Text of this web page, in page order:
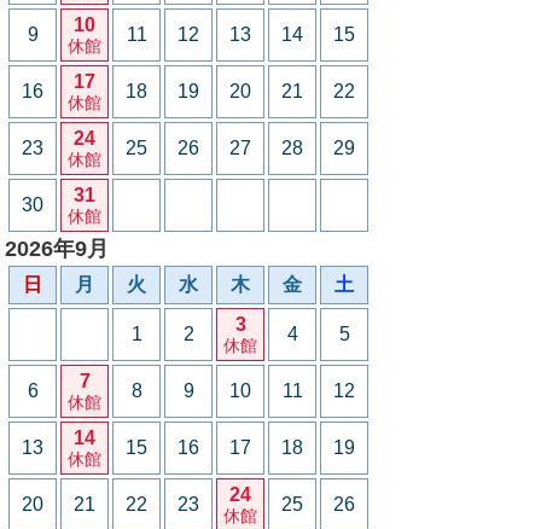
9 10
休館
11 12 13 14 15
16 17
休館
18 19 20 21 22
23 24
休館
25 26 27 28 29
30 31
休館
2026年9月
日 月 火 水 木 金 土
1 2 3
休館
4 5
6 7
休館
8 9 10 11 12
13 14
休館
15 16 17 18 19
20 21 22 23 24
休館
25 26